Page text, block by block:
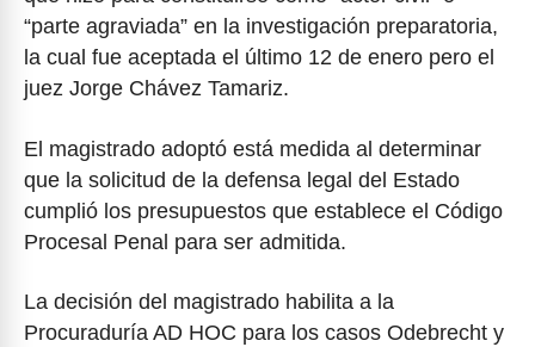
“parte agraviada” en la investigación preparatoria,
la cual fue aceptada el último 12 de enero pero el
juez Jorge Chávez Tamariz.
El magistrado adoptó está medida al determinar
que la solicitud de la defensa legal del Estado
cumplió los presupuestos que establece el Código
Procesal Penal para ser admitida.
La decisión del magistrado habilita a la
Procuraduría AD HOC para los casos Odebrecht y